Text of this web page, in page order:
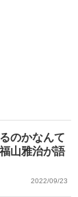
のかなんて
山雅治が語
2022/09/23